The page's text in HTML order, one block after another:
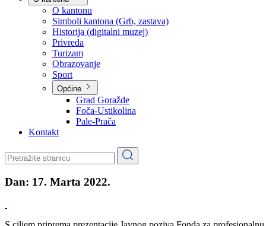
Planovi
Značajni dokumenti
O kantonu
O kantonu
Simboli kantona (Grb, zastava)
Historija (digitalni muzej)
Privreda
Turizam
Obrazovanje
Općine
Pale-Prača
Kontakt